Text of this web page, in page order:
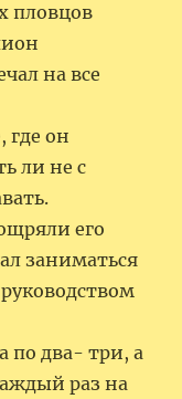
пловцов
на все
где он
ли не с
его
заниматься
по два- три, а
раз на